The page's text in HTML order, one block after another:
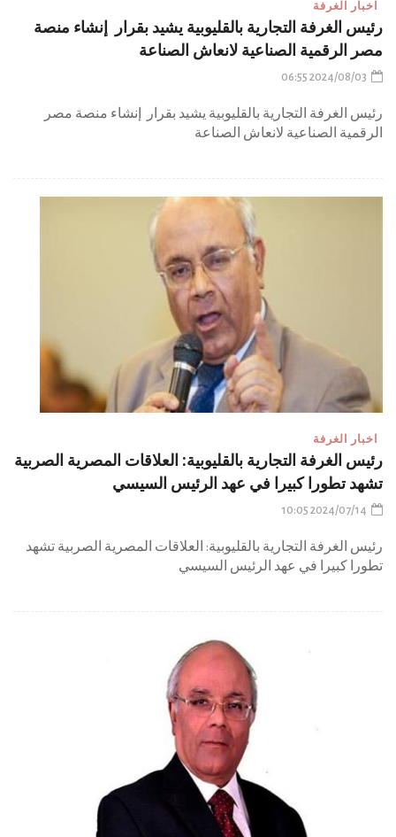
اخبار الغرفة
رئيس الغرفة التجارية بالقليوبية يشيد بقرار إنشاء منصة
مصر الرقمية الصناعية لانعاش الصناعة
2024/08/03 06:55
رئيس الغرفة التجارية بالقليوبية يشيد بقرار إنشاء منصة مصر
الرقمية الصناعية لانعاش الصناعة
اخبار الغرفة
رئيس الغرفة التجارية بالقليوبية: العلاقات المصرية الصربية
تشهد تطورا كبيرا في عهد الرئيس السيسي
2024/07/14 10:05
رئيس الغرفة التجارية بالقليوبية: العلاقات المصرية الصربية تشهد
تطورا كبيرا في عهد الرئيس السيسي